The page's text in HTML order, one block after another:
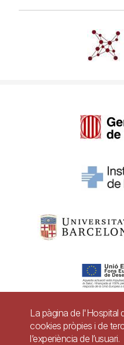
Pie
La pàgina de l'Hospital
cookies pròpies i de
l’experiència de l’usuari.